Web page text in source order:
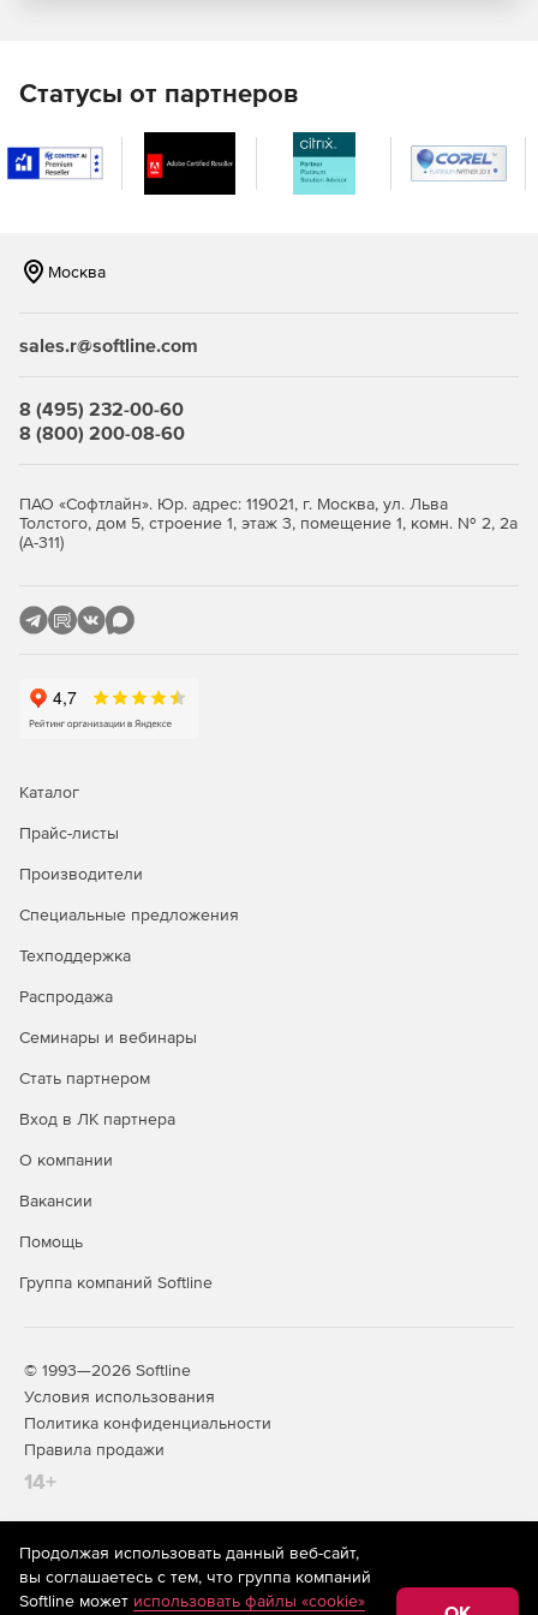
триггер осциллографа
Тепловые карты с контурами, сеткой и маркировкой
контуров
отрисовки тепловых карт интенсивности
легенд на одном графике
прерывание линий (например, выходные дни в
трейдинге)
3D
Настройка 3D сцен с множеством источников света
Volume Rendering
Линейные Передаточные функции для каждого
Фильтрация вокселей объемной модели в
реальном времени
дискретизации
Три взаимозаменяемых Алгоритма Накопления Света
данных со спутника
Отображение озёр, рек, дорог и городов слоями
Импортирование собственных карт ESRI
Polar
Поддержка множества угловых осей и осей
амплитуды
Цветовая палитра для окрашивания линий
Статусы от партнеров
Москва
sales.r@softline.com
8 (495) 232-00-60
8 (800) 200-08-60
ПАО «Софтлайн». Юр. адрес: 119021, г. Москва, ул. Льва
Толстого, дом 5, строение 1, этаж 3, помещение 1, комн. № 2, 2а
(А-311)
Каталог
Прайс-листы
Производители
Специальные предложения
Техподдержка
Распродажа
Семинары и вебинары
Стать партнером
Вход в ЛК партнера
О компании
Вакансии
Помощь
Группа компаний Softline
© 1993—2026 Softline
Условия использования
Политика конфиденциальности
Правила продажи
14+
На информационном ресурсе store.softline.ru применяются
рекомендательные технологии(информационные технологии
предоставления информации на основе сбора,
Продолжая использовать данный веб-сайт,
вы соглашаетесь с тем, что группа компаний
Softline может использовать файлы «cookie»